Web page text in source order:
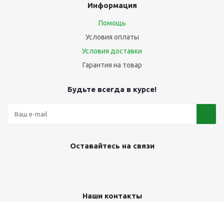
Информация
Помощь
Условия оплаты
Условия доставки
Гарантия на товар
Будьте всегда в курсе!
Оставайтесь на связи
Наши контакты